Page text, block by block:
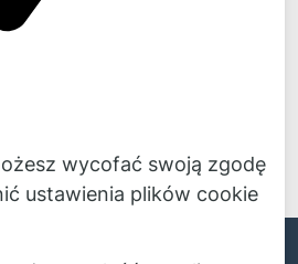
Polska Sp. z o.o.
wycofać swoją zgodę
ustawienia plików cookie